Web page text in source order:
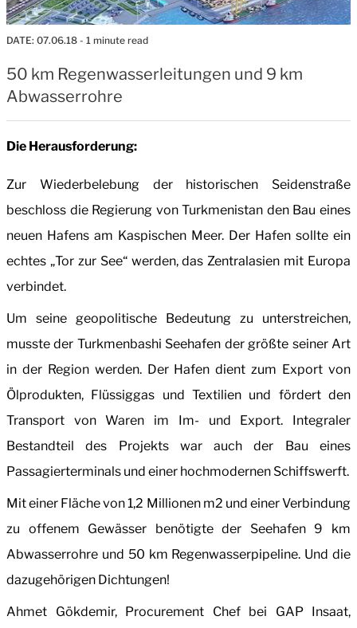
DATE: 07.06.18 - 1 minute read
50 km Regenwasserleitungen und 9 km
Abwasserrohre
Die Herausforderung:
Zur Wiederbelebung der historischen Seidenstraße
beschloss die Regierung von Turkmenistan den Bau eines
neuen Hafens am Kaspischen Meer. Der Hafen sollte ein
echtes „Tor zur See“ werden, das Zentralasien mit Europa
verbindet.
Um seine geopolitische Bedeutung zu unterstreichen,
musste der Turkmenbashi Seehafen der größte seiner Art
in der Region werden. Der Hafen dient zum Export von
Ölprodukten, Flüssiggas und Textilien und fördert den
Transport von Waren im Im- und Export. Integraler
Bestandteil des Projekts war auch der Bau eines
Passagierterminals und einer hochmodernen Schiffswerft.
Mit einer Fläche von 1,2 Millionen m2 und einer Verbindung
zu offenem Gewässer benötigte der Seehafen 9 km
Abwasserrohre und 50 km Regenwasserpipeline. Und die
dazugehörigen Dichtungen!
Ahmet Gökdemir, Procurement Chef bei GAP Insaat,